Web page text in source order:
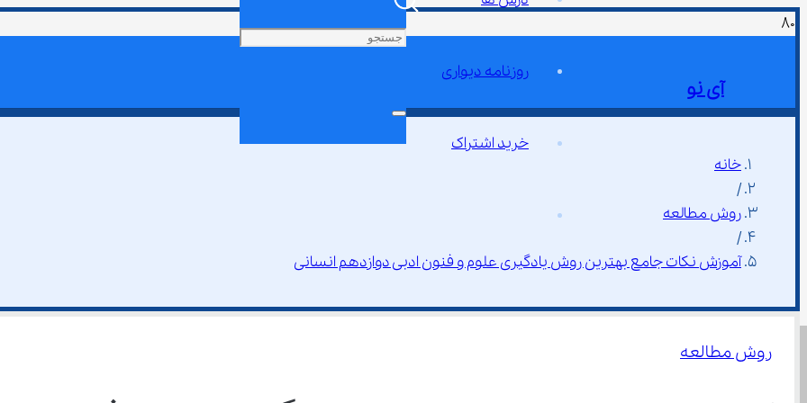
آی نو
روزنامه دیواری
خرید اشتراک
خانه
/
روش مطالعه
/
آموزش نکات جامع بهترین روش یادگیری علوم و فنون ادبی دوازدهم انسانی
روش مطالعه